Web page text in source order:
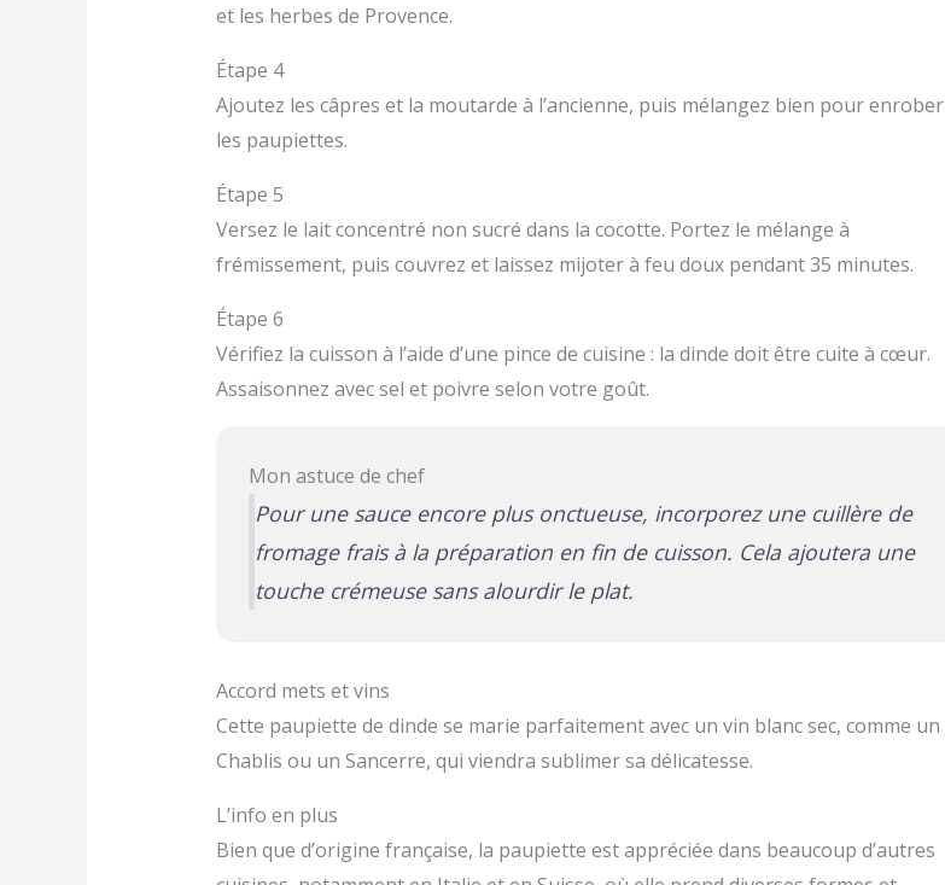
et les herbes de Provence.
Étape 4
Ajoutez les câpres et la moutarde à l’ancienne, puis mélangez bien pour enrober
les paupiettes.
Étape 5
Versez le lait concentré non sucré dans la cocotte. Portez le mélange à
frémissement, puis couvrez et laissez mijoter à feu doux pendant 35 minutes.
Étape 6
Vérifiez la cuisson à l’aide d’une pince de cuisine : la dinde doit être cuite à cœur.
Assaisonnez avec sel et poivre selon votre goût.
Mon astuce de chef
Pour une sauce encore plus onctueuse, incorporez une cuillère de
fromage frais à la préparation en fin de cuisson. Cela ajoutera une
touche crémeuse sans alourdir le plat.
Accord mets et vins
Cette paupiette de dinde se marie parfaitement avec un vin blanc sec, comme un
Chablis ou un Sancerre, qui viendra sublimer sa délicatesse.
L’info en plus
Bien que d’origine française, la paupiette est appréciée dans beaucoup d’autres